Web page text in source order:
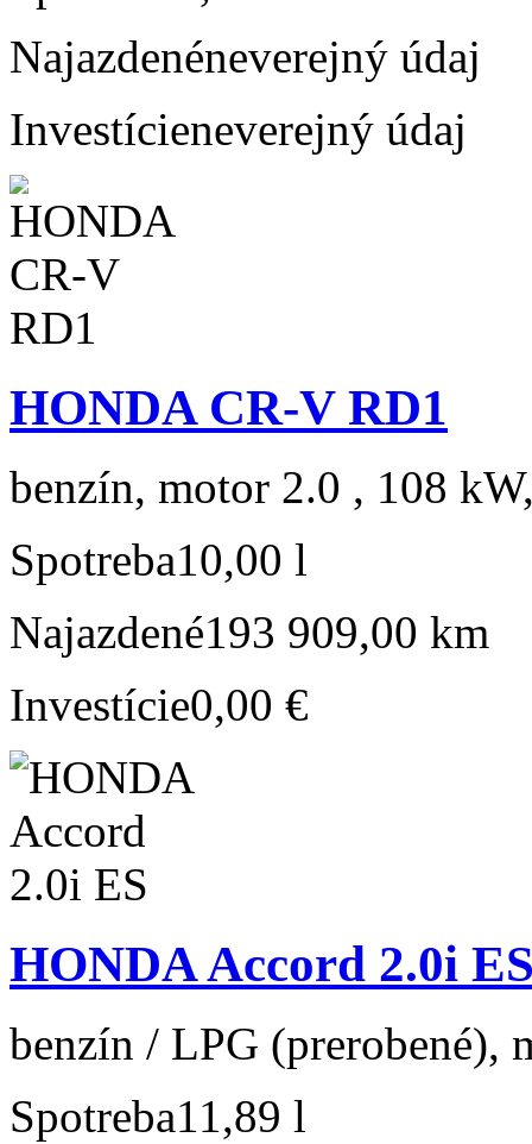
Najazdenéneverejný údaj
Investícieneverejný údaj
HONDA CR-V RD1
benzín, motor 2.0 , 108
Spotreba10,00 l
Najazdené193 909,00 km
Investície0,00 €
HONDA Accord 2.0i
benzín / LPG (prerobené),
Spotreba11,89 l